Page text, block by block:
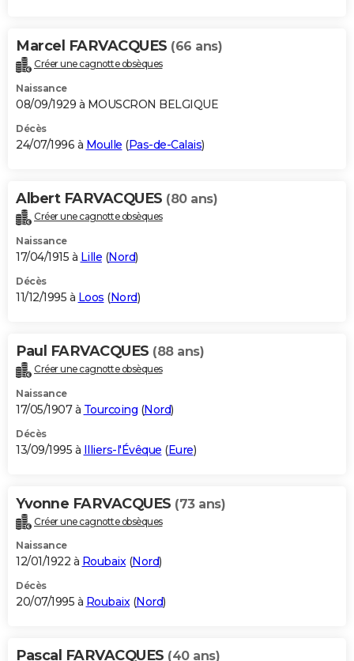
Marcel FARVACQUES (66 ans)
Créer une cagnotte obsèques
Naissance
08/09/1929 à MOUSCRON BELGIQUE
Décès
24/07/1996 à Moulle (Pas-de-Calais)
Albert FARVACQUES (80 ans)
Créer une cagnotte obsèques
Naissance
17/04/1915 à Lille (Nord)
Décès
11/12/1995 à Loos (Nord)
Paul FARVACQUES (88 ans)
Créer une cagnotte obsèques
Naissance
17/05/1907 à Tourcoing (Nord)
Décès
13/09/1995 à Illiers-l'Évêque (Eure)
Yvonne FARVACQUES (73 ans)
Créer une cagnotte obsèques
Naissance
12/01/1922 à Roubaix(Nord)
Décès
20/07/1995 à Roubaix(Nord)
Pascal FARVACQUES (40 ans)